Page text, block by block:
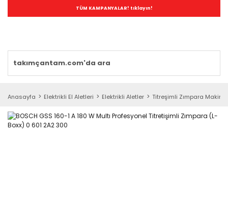
TÜM KAMPANYALAR! tıklayın!
Anasayfa Elektrikli El Aletleri Elektrikli Aletler Titreşimli Zımpara